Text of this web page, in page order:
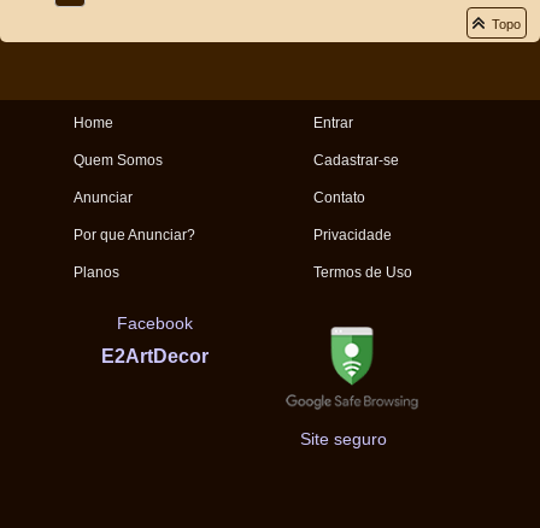
Topo
Home
Quem Somos
Anunciar
Por que Anunciar?
Planos
Facebook
E2ArtDecor
Entrar
Cadastrar-se
Contato
Privacidade
Termos de Uso
Site seguro